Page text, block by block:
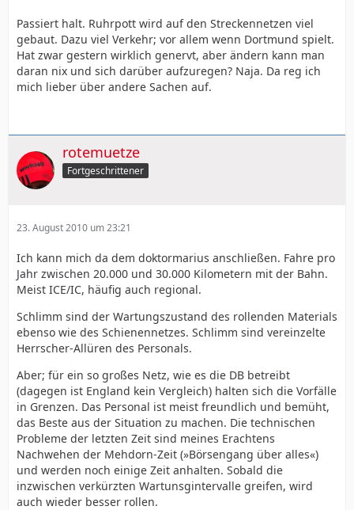
Passiert halt. Ruhrpott wird auf den Streckennetzen viel
gebaut. Dazu viel Verkehr; vor allem wenn Dortmund spielt.
Hat zwar gestern wirklich genervt, aber ändern kann man
daran nix und sich darüber aufzuregen? Naja. Da reg ich
mich lieber über andere Sachen auf.
rotemuetze
Fortgeschrittener
23. August 2010 um 23:21
Ich kann mich da dem doktormarius anschließen. Fahre pro
Jahr zwischen 20.000 und 30.000 Kilometern mit der Bahn.
Meist ICE/IC, häufig auch regional.
Schlimm sind der Wartungszustand des rollenden Materials
ebenso wie des Schienennetzes. Schlimm sind vereinzelte
Herrscher-Allüren des Personals.
Aber; für ein so großes Netz, wie es die DB betreibt
(dagegen ist England kein Vergleich) halten sich die Vorfälle
in Grenzen. Das Personal ist meist freundlich und bemüht,
das Beste aus der Situation zu machen. Die technischen
Probleme der letzten Zeit sind meines Erachtens
Nachwehen der Mehdorn-Zeit (»Börsengang über alles«)
und werden noch einige Zeit anhalten. Sobald die
inzwischen verkürzten Wartunsgintervalle greifen, wird
auch wieder besser rollen.